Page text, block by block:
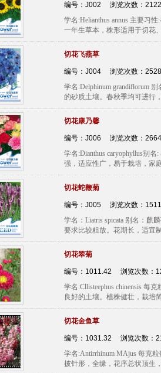
编号：J002 浏览次数：
学名:Helianthus annus 主要习
一年生草本，株形适用于切花
切花飞燕草
编号：J004 浏览次数：
学名:Delphinum grandiflorum
的砂质土壤。春秋季均可进行
切花康乃馨
编号：J006 浏览次数：
学名:Dianthus caryophyllus别
强，适应性广，易于栽培，家
切花蛇鞭菊
编号：J005 浏览次数：
学名：Liatris spicata 别名：麒
要求比较粗放。花期长，适宜
切花翠菊
编号：1011.42 浏览次数：
学名:Cllisteephus chinensis 每
良好的土壤。植株健壮，栽培
切花金鱼草
编号：1031.32 浏览次数：
学名:Antirrhinum MAjus 每克
披针形，全缘，花序总状顶生